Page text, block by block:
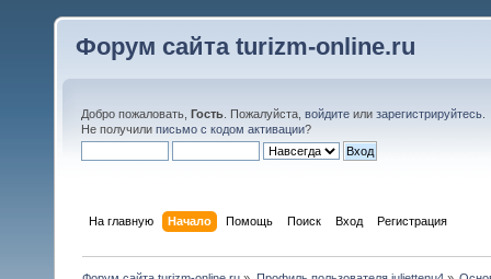
Форум сайта turizm-online.ru
Добро пожаловать, Гость . Пожалуйста, войдите или зарегистрируйтесь
Не получили письмо с кодом активации?
На главную Начало Помощь Поиск Вход Регистрация